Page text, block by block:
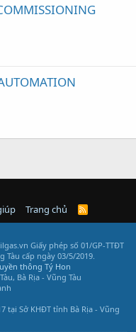
Trang chủ
R
Giấy phép số 01/GP-TTĐT
cấp ngày 03/5/2019.
thông Tý Hon
Bà Rịa - Vũng Tàu
tại Sở KHĐT tỉnh Bà Rịa - Vũng